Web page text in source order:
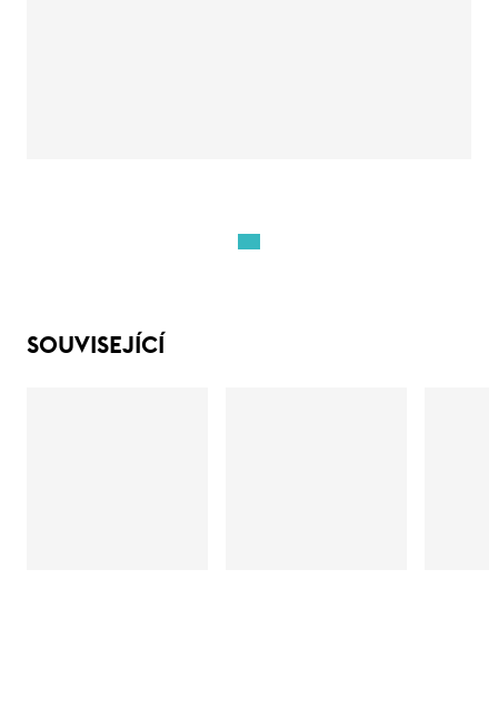
SOUVISEJÍCÍ